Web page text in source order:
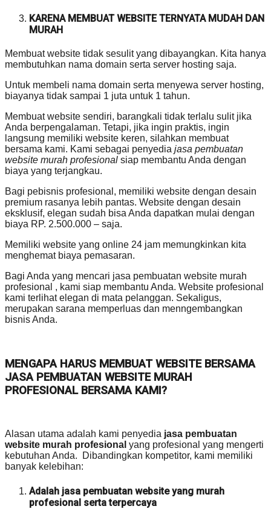
KARENA MEMBUAT WEBSITE TERNYATA MUDAH DAN
MURAH
Membuat website tidak sesulit yang dibayangkan. Kita hanya
membutuhkan nama domain serta server hosting saja.
Untuk membeli nama domain serta menyewa server hosting,
biayanya tidak sampai 1 juta untuk 1 tahun.
Membuat website sendiri, barangkali tidak terlalu sulit jika
Anda berpengalaman. Tetapi, jika ingin praktis, ingin
langsung memiliki website keren, silahkan membuat
bersama kami. Kami sebagai penyedia jasa pembuatan
website murah profesional siap membantu Anda dengan
biaya yang terjangkau.
Bagi pebisnis profesional, memiliki website dengan desain
premium rasanya lebih pantas. Website dengan desain
eksklusif, elegan sudah bisa Anda dapatkan mulai dengan
biaya RP. 2.500.000 – saja.
Memiliki website yang online 24 jam memungkinkan kita
menghemat biaya pemasaran.
Bagi Anda yang mencari jasa pembuatan website murah
profesional , kami siap membantu Anda. Website profesional
kami terlihat elegan di mata pelanggan. Sekaligus,
merupakan sarana memperluas dan menngembangkan
bisnis Anda.
MENGAPA HARUS MEMBUAT WEBSITE BERSAMA
JASA PEMBUATAN WEBSITE MURAH
PROFESIONAL BERSAMA KAMI?
Alasan utama adalah kami penyedia jasa pembuatan
website murah profesional yang profesional yang mengerti
kebutuhan Anda. Dibandingkan kompetitor, kami memiliki
banyak kelebihan:
Adalah jasa pembuatan website yang murah
profesional serta terpercaya